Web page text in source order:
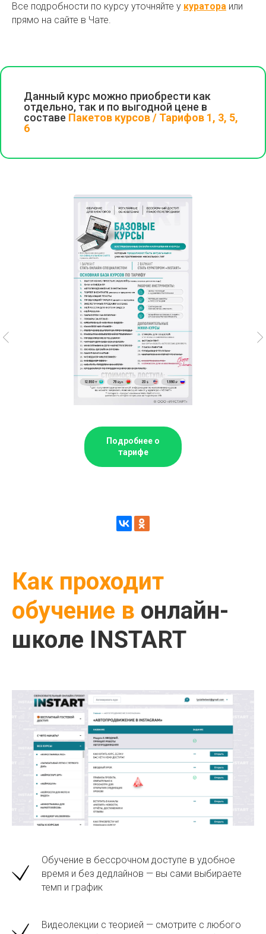
Все подробности по курсу уточняйте у куратора или
прямо на сайте в Чате.
Данный курс можно приобрести как
отдельно, так и по выгодной цене в
составе Пакетов курсов / Тарифов 1, 3, 5,
6
Подробнее о
тарифе
Как проходит
обучение в онлайн-
школе INSTART
Обучение в бессрочном доступе в удобное
время и без дедлайнов — вы сами выбираете
темп и график
Видеолекции с теорией — смотрите с любого
Дейтвует система рассрочки и прием
иностранных платежей по картам
© 2026 Копирование и распространение
информации данного сайта запрещено
Валерьевна
ИНН 132811256785
ОГРНИП 323130000032419
https://vk.com/instart_lysia
+7 (937) 515 06-60
Обработка персональных данных
СПИСОК КУРСОВ
ПАКЕТЫ КУРСОВ